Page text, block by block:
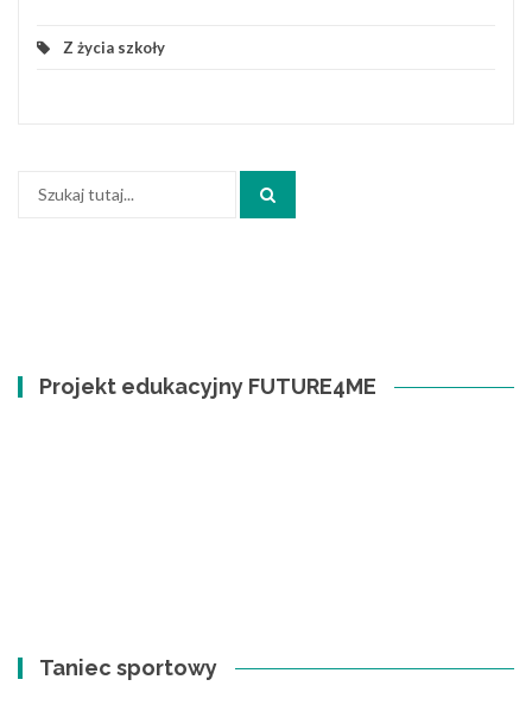
Z życia szkoły
Projekt edukacyjny FUTURE4ME
Taniec sportowy